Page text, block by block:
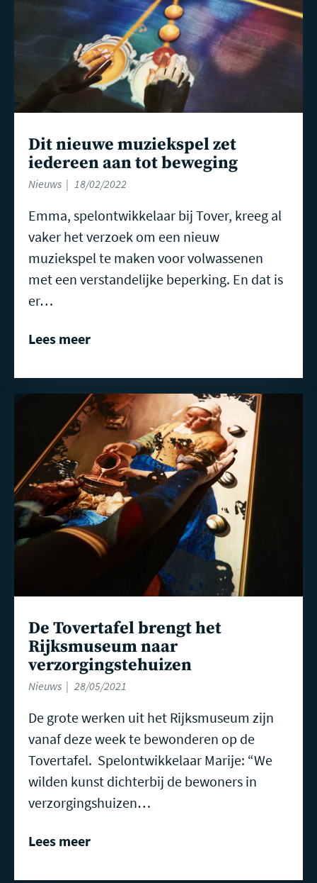
Dit nieuwe muziekspel zet
iedereen aan tot beweging
Nieuws 18/02/2022
Emma, spelontwikkelaar bij Tover, kreeg al
vaker het verzoek om een nieuw
muziekspel te maken voor volwassenen
met een verstandelijke beperking. En dat is
er…
Lees meer
De Tovertafel brengt het
Rijksmuseum naar
verzorgingstehuizen
Nieuws 28/05/2021
De grote werken uit het Rijksmuseum zijn
vanaf deze week te bewonderen op de
Tovertafel. Spelontwikkelaar Marije: “We
wilden kunst dichterbij de bewoners in
verzorgingshuizen…
Lees meer